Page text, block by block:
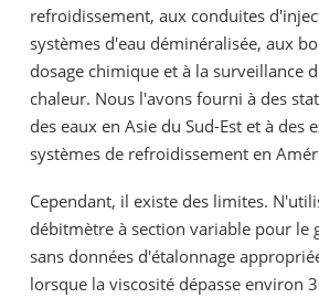
refroidissement, aux conduites
systèmes d'eau déminéralisée, aux
dosage chimique et à la surveillance
chaleur. Nous l'avons fourni à des
des eaux en Asie du Sud-Est et à des
systèmes de refroidissement en
Cependant, il existe des limites.
débitmètre à section variable pour le
sans données d'étalonnage
lorsque la viscosité dépasse environ